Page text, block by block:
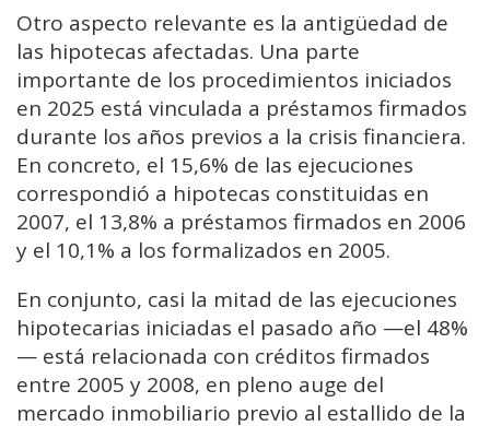
Otro aspecto relevante es la antigüedad de
las hipotecas afectadas. Una parte
importante de los procedimientos iniciados
en 2025 está vinculada a préstamos firmados
durante los años previos a la crisis financiera.
En concreto, el 15,6% de las ejecuciones
correspondió a hipotecas constituidas en
2007, el 13,8% a préstamos firmados en 2006
y el 10,1% a los formalizados en 2005.
En conjunto, casi la mitad de las ejecuciones
hipotecarias iniciadas el pasado año —el 48%
— está relacionada con créditos firmados
entre 2005 y 2008, en pleno auge del
mercado inmobiliario previo al estallido de la